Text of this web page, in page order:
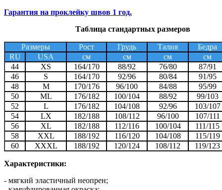
Гарантия на проклейку швов 1 год.
Таблица стандартных размеров
Размеры Рост Грудь Талия
Бедра
RU
USA см см см
cм
44
XS 164/170 88/92 76/80
87/91
46
S 164/170 92/96 80/84
91/95
48
M 170/176 96/100 84/88
95/99
50
ML 176/182 100/104 88/92
99/103
52
L 176/182 104/108 92/96
103/107
54
LX 182/188 108/112 96/100
107/111
56
XL 182/188 112/116 100/104
111/115
58
XXL 188/192 116/120 104/108
115/119
60
XXXL 188/192 120/124 108/112 119/123
Характеристики:
- мягкий эластичный неопрен;